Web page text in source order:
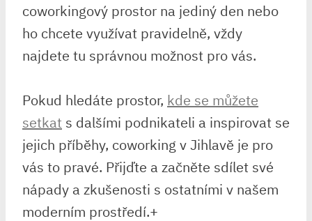
coworkingový prostor na jediný den nebo
ho chcete využívat pravidelně, vždy
najdete tu správnou možnost pro vás.
Pokud hledáte prostor, kde se můžete
setkat s dalšími podnikateli a inspirovat se
jejich příběhy, coworking v Jihlavě je pro
vás to pravé. Přijďte a začněte sdílet své
nápady a zkušenosti s ostatními v našem
moderním prostředí.+